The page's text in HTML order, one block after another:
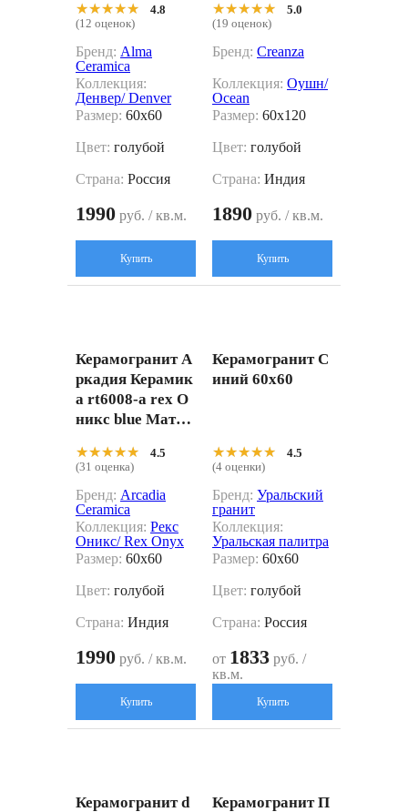
★★★★★
★★★★★
4.8
(12 оценок)
Бренд: Alma
Ceramica
Коллекция:
Денвер/ Denver
Размер: 60x60
Цвет: голубой
Страна: Россия
1990 руб. / кв.м.
Купить
★★★★★
★★★★★
5.0
(19 оценок)
Бренд: Creanza
Коллекция: Оушн/
Ocean
Размер: 60x120
Цвет: голубой
Страна: Индия
1890 руб. / кв.м.
Купить
Керамогранит А
ркадия Керамик
а rt6008-a rex О
никс blue Матт Р
0x60
★★★★★
★★★★★
4.5
(31 оценка)
Бренд: Arcadia
Ceramica
Коллекция: Рекс
Оникс/ Rex Onyx
Размер: 60x60
Цвет: голубой
Страна: Индия
1990 руб. / кв.м.
Купить
Керамогранит С
иний 60x60
★★★★★
★★★★★
4.5
(4 оценки)
Бренд: Уральский
гранит
Коллекция:
Уральская палитра
Размер: 60x60
Цвет: голубой
Страна: Россия
от 1833 руб. /
кв.м.
Купить
Керамогранит d
Керамогранит П